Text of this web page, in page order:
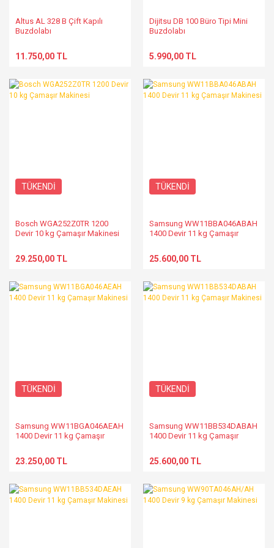
Altus AL 328 B Çift Kapılı
Buzdolabı
11.750,00 TL
Dijitsu DB 100 Büro Tipi Mini
Buzdolabı
5.990,00 TL
TÜKENDİ
Bosch WGA252Z0TR 1200
Devir 10 kg Çamaşır Makinesi
29.250,00 TL
TÜKENDİ
Samsung WW11BBA046ABAH
1400 Devir 11 kg Çamaşır
25.600,00 TL
TÜKENDİ
Samsung WW11BGA046AEAH
1400 Devir 11 kg Çamaşır
23.250,00 TL
TÜKENDİ
Samsung WW11BB534DABAH
1400 Devir 11 kg Çamaşır
25.600,00 TL